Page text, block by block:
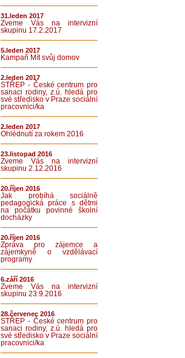
31.leden 2017
Zveme Vás na intervizní
skupinu 17.2.2017
5.leden 2017
Kampaň Mít svůj domov
2.leden 2017
STŘEP - České centrum pro
sanaci rodiny, z.ú. hledá pro
své středisko v Praze sociální
pracovnici/ka
2.leden 2017
Ohlédnutí za rokem 2016
23.listopad 2016
Zveme Vás na intervizní
skupinu 2.12.2016
20.říjen 2016
Jak probíhá sociálně
pedagogická práce s dětmi
na počátku povinné školní
docházky
20.říjen 2016
Zpráva pro zájemce a
zájemkyně o vzdělávací
programy
6.září 2016
Zveme Vás na intervizní
skupinu 23.9.2016
28.červenec 2016
STŘEP - České centrum pro
sanaci rodiny, z.ú. hledá pro
své středisko v Praze sociální
pracovnici/ka